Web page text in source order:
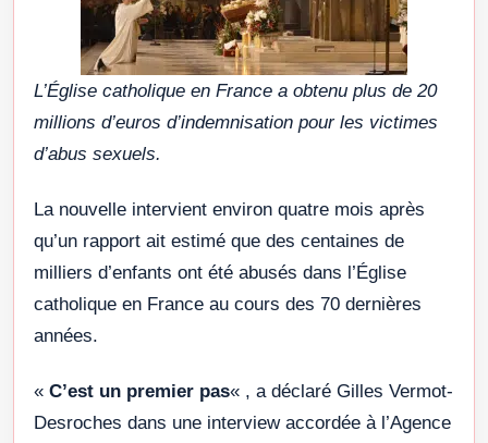
L’Église catholique en France a obtenu plus de 20
millions d’euros d’indemnisation pour les victimes
d’abus sexuels.
La nouvelle intervient environ quatre mois après
qu’un rapport ait estimé que des centaines de
milliers d’enfants ont été abusés dans l’Église
catholique en France au cours des 70 dernières
années.
« C’est un premier pas« , a déclaré Gilles Vermot-
Desroches dans une interview accordée à l’Agence